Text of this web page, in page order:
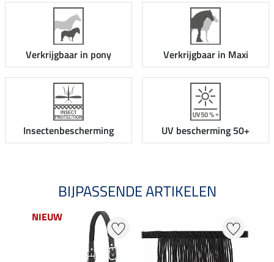
Verkrijgbaar in pony Verkrijgbaar in Maxi
Insectenbescherming UV bescherming 50+
BIJPASSENDE ARTIKELEN
NIEUW